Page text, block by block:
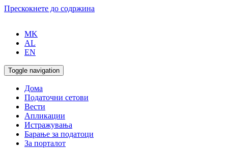
Прескокнете до содржина
MK
AL
EN
Toggle navigation
Дома
Податочни сетови
Вести
Апликации
Истражувања
Барање за податоци
За порталот